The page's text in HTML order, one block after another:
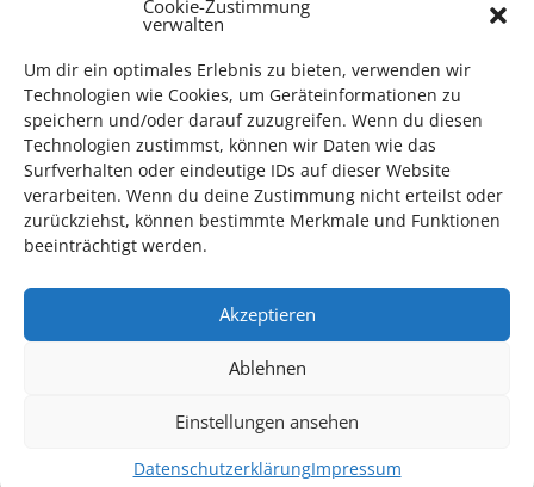
Cookie-Zustimmung
verwalten
Um dir ein optimales Erlebnis zu bieten, verwenden wir
Technologien wie Cookies, um Geräteinformationen zu
speichern und/oder darauf zuzugreifen. Wenn du diesen
Technologien zustimmst, können wir Daten wie das
Surfverhalten oder eindeutige IDs auf dieser Website
verarbeiten. Wenn du deine Zustimmung nicht erteilst oder
zurückziehst, können bestimmte Merkmale und Funktionen
beeinträchtigt werden.
Akzeptieren
Ablehnen
Einstellungen ansehen
DatenschutzerklärungImpressum
Konzert
TECHNIK SUPPORT GESUCHT!
Das Kulturparkett freut sich stets über
info@kulturparkett-rhein-neckar.de